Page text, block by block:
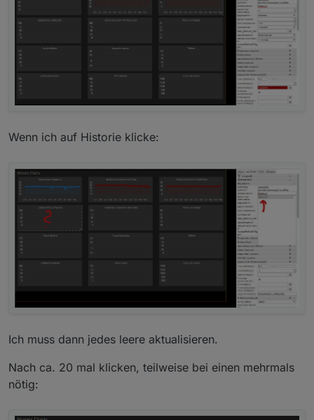
Ja kann ich heute Abend machen.
Super, hast du das Problem mit Line History
Chart schon angesehen?
https://forum.iobroker.net/topic/26199/test-
adapter-material-design-widgets-v0-1-x/170
Wenn ich auf Historie klicke:
Ich muss dann jedes leere aktualisieren.
Nach ca. 20 mal klicken, teilweise bei einen mehrmals
nötig: